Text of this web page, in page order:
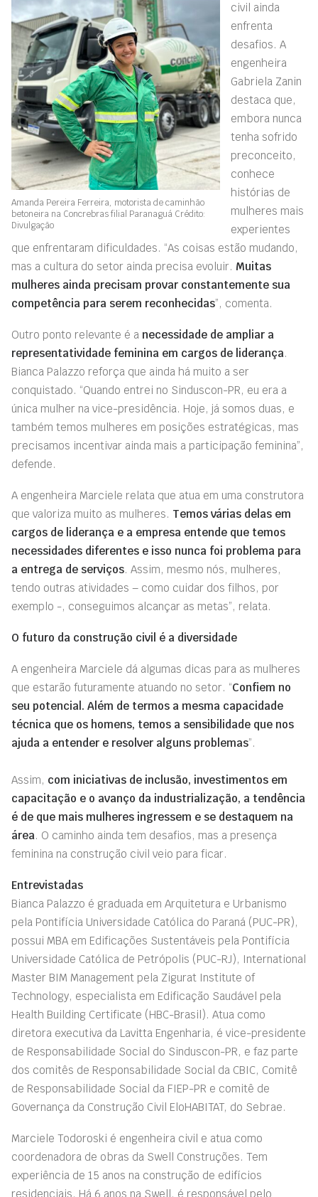
Amanda Pereira Ferreira, motorista de caminhão
betoneira na Concrebras filial Paranaguá Crédito:
Divulgação
civil ainda
enfrenta
desafios. A
engenheira
Gabriela Zanin
destaca que,
embora nunca
tenha sofrido
preconceito,
conhece
histórias de
mulheres mais
experientes
que enfrentaram dificuldades. “As coisas estão mudando,
mas a cultura do setor ainda precisa evoluir. Muitas
mulheres ainda precisam provar constantemente sua
competência para serem reconhecidas”, comenta.
Outro ponto relevante é a necessidade de ampliar a
representatividade feminina em cargos de liderança.
Bianca Palazzo reforça que ainda há muito a ser
conquistado. “Quando entrei no Sinduscon-PR, eu era a
única mulher na vice-presidência. Hoje, já somos duas, e
também temos mulheres em posições estratégicas, mas
precisamos incentivar ainda mais a participação feminina”,
defende.
A engenheira Marciele relata que atua em uma construtora
que valoriza muito as mulheres. Temos várias delas em
cargos de liderança e a empresa entende que temos
necessidades diferentes e isso nunca foi problema para
a entrega de serviços. Assim, mesmo nós, mulheres,
tendo outras atividades – como cuidar dos filhos, por
exemplo -, conseguimos alcançar as metas”, relata.
O futuro da construção civil é a diversidade
A engenheira Marciele dá algumas dicas para as mulheres
que estarão futuramente atuando no setor. “Confiem no
seu potencial. Além de termos a mesma capacidade
técnica que os homens, temos a sensibilidade que nos
ajuda a entender e resolver alguns problemas”.
Assim, com iniciativas de inclusão, investimentos em
capacitação e o avanço da industrialização, a tendência
é de que mais mulheres ingressem e se destaquem na
área. O caminho ainda tem desafios, mas a presença
feminina na construção civil veio para ficar.
Entrevistadas
Bianca Palazzo é graduada em Arquitetura e Urbanismo
pela Pontifícia Universidade Católica do Paraná (PUC-PR),
possui MBA em Edificações Sustentáveis pela Pontifícia
Universidade Católica de Petrópolis (PUC-RJ), International
Master BIM Management pela Zigurat Institute of
Technology, especialista em Edificação Saudável pela
Health Building Certificate (HBC-Brasil). Atua como
diretora executiva da Lavitta Engenharia, é vice-presidente
de Responsabilidade Social do Sinduscon-PR, e faz parte
dos comitês de Responsabilidade Social da CBIC, Comitê
de Responsabilidade Social da FIEP-PR e comitê de
Governança da Construção Civil EloHABITAT, do Sebrae.
Marciele Todoroski é engenheira civil e atua como
coordenadora de obras da Swell Construções. Tem
experiência de 15 anos na construção de edifícios
residenciais. Há 6 anos na Swell, é responsável pelo